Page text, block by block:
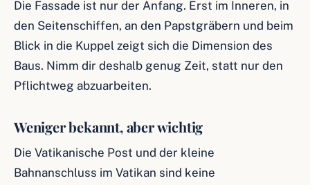
Die Fassade ist nur der Anfang. Erst im Inneren, in
den Seitenschiffen, an den Papstgräbern und beim
Blick in die Kuppel zeigt sich die Dimension des
Baus. Nimm dir deshalb genug Zeit, statt nur den
Pflichtweg abzuarbeiten.
Weniger bekannt, aber wichtig
Die Vatikanische Post und der kleine
Bahnanschluss im Vatikan sind keine